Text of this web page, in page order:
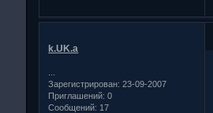
k.UK.a
Зарегистрирован: 23-09-2007
Приглашений: 0
Сообщений: 17